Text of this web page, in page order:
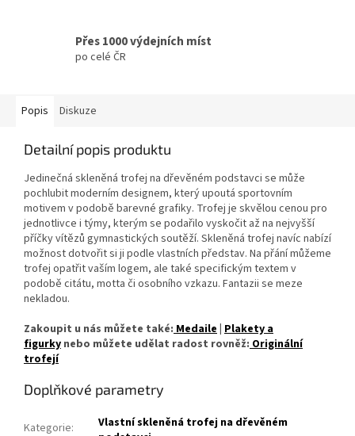
Přes 1000 výdejních míst
po celé ČR
Popis Diskuze
Detailní popis produktu
Jedinečná skleněná trofej na dřevěném podstavci se může
pochlubit moderním designem, který upoutá sportovním
motivem v podobě barevné grafiky. Trofej je skvělou cenou pro
jednotlivce i týmy, kterým se podařilo vyskočit až na nejvyšší
příčky vítězů gymnastických soutěží. Skleněná trofej navíc nabízí
možnost dotvořit si ji podle vlastních představ. Na přání můžeme
trofej opatřit vaším logem, ale také specifickým textem v
podobě citátu, motta či osobního vzkazu. Fantazii se meze
nekladou.
Zakoupit u nás můžete také:Medaile Plakety a
figurky nebo můžete udělat radost rovněž:Originální
trofejí
Doplňkové parametry
Kategorie:
Vlastní skleněná trofej na dřevěném